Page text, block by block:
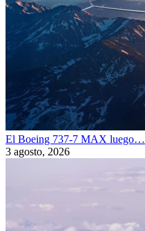
El Boeing 737-7 MAX luego…
3 agosto, 2026